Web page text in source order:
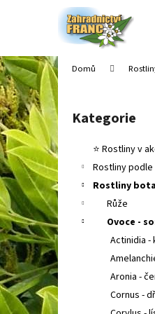
Domů
P
o
s
t
r
a
n
n
í
p
a
n
Přeskočit
kategorie
Kategorie
⭐ Rostliny v
Rostliny
Rostliny
Růže
Ovoce -
Actinidia -
Aronia -
Cornus -
í
k
Zpět
do
obchodu
Zpět
do
obchodu